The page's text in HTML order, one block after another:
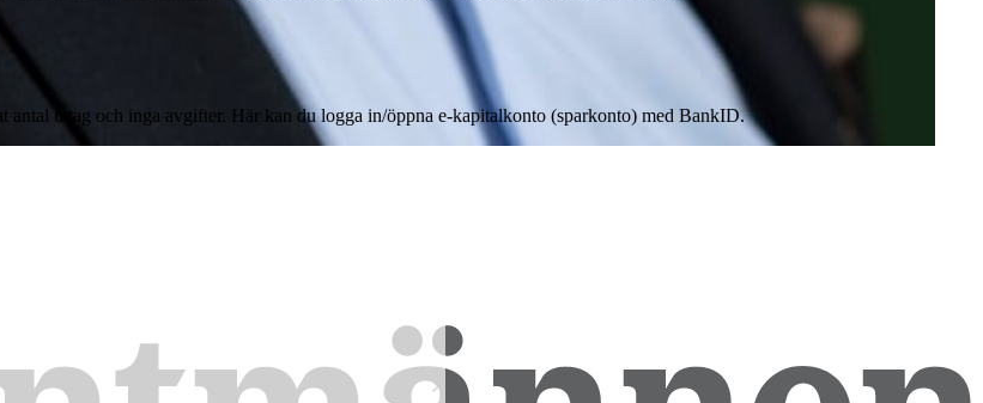
antal uttag och inga avgifter. Här kan du logga in/öppna e-kapitalkonto (sparkonto) med BankID.